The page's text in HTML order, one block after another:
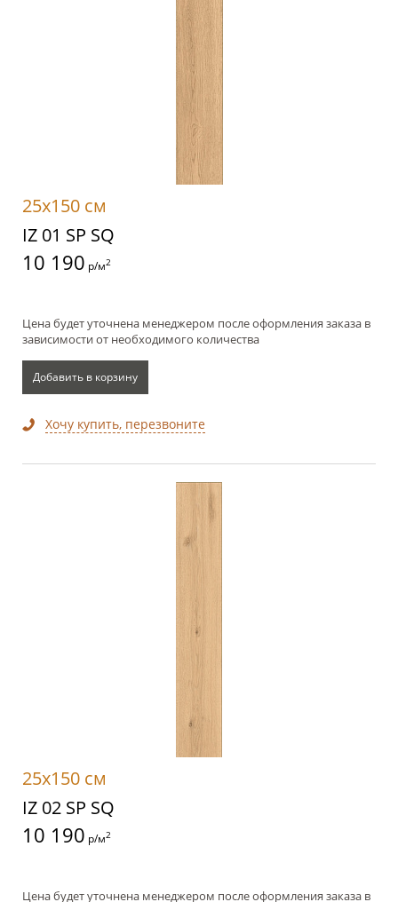
25x150 см
IZ 01 SP SQ
10 190 р/м2
Цена будет уточнена менеджером после оформления заказа в
зависимости от необходимого количества
Добавить в корзину
Хочу купить, перезвоните
25x150 см
IZ 02 SP SQ
10 190 р/м2
Цена будет уточнена менеджером после оформления заказа в